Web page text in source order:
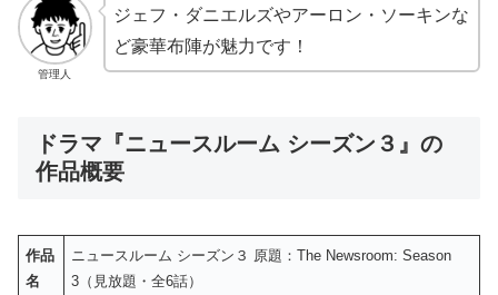
管理人
ジェフ・ダニエルズやアーロン・ソーキンな
ど豪華布陣が魅力です！
ドラマ『ニュースルーム シーズン３』の
作品概要
作品
名
ニュースルーム シーズン３ 原題：The Newsroom: Season
3（見放題・全6話）